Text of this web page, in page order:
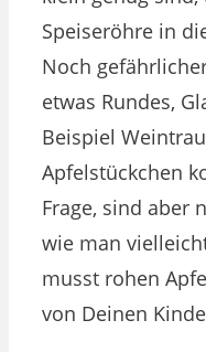
Speiseröhre in
Noch
etwas Rundes,
Beispiel
Apfelstückchen
Frage, sind aber
wie man
musst rohen
von Deinen